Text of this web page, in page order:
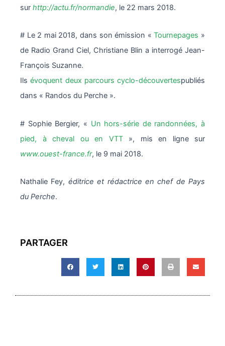
sur http://actu.fr/normandie, le 22 mars 2018.
# Le 2 mai 2018, dans son émission «Tournepages »
de Radio Grand Ciel, Christiane Blin a interrogé Jean-
François Suzanne.
Ilsévoquent deux parcours cyclo-découvertespubliés
dans « Randos du Perche ».
# Sophie Bergier, « Un hors-série de randonnées, à
pied, à cheval ou en VTT», mis en ligne sur
www.ouest-france.fr, le 9 mai 2018.
Nathalie Fey, éditrice et rédactrice en chef de Pays
du Perche.
PARTAGER